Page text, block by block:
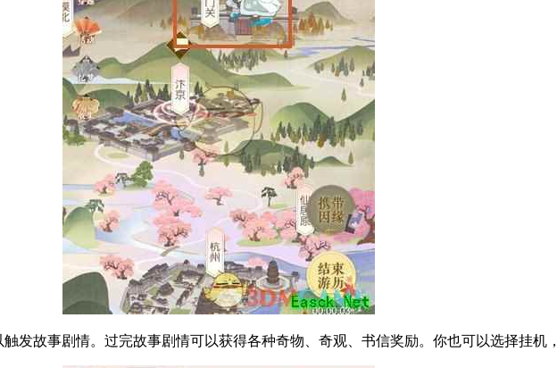
发故事剧情。过完故事剧情可以获得各种奇物、奇观、书信奖励。你也可以选择挂机